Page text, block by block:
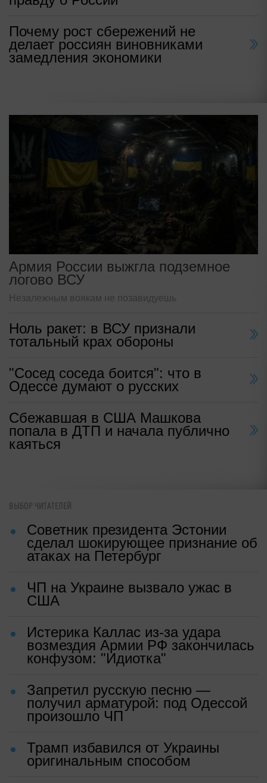
Почему рост сбережений не
делает россиян виновниками
замедления экономики
Армия России выжгла подземное
логово ВСУ
Незалежным воякам не позавидуешь
Ноль ракет: в ВСУ признали
тотальный крах обороны
"Сосед соседа боится": что в
Одессе думают о русских
Сбежавшая в США Машкова
попала в ДТП и начала публично
каяться
ВЫБОР ЧИТАТЕЛЕЙ
Советник президента Эстонии
сделал шокирующее признание об
атаках на Петербург
ЧП на Украине вызвало ужас в
США
Истерика Каллас из-за удара
возмездия Армии РФ закончилась
конфузом: "Идиотка"
Запретил русскую песню —
получил арматурой: под Одессой
произошло ЧП
Трамп избавился от Украины
оригинальным способом